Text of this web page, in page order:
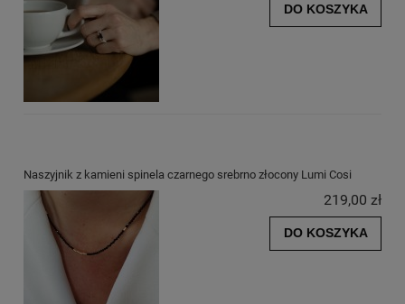
DO KOSZYKA
Naszyjnik z kamieni spinela czarnego srebrno złocony Lumi Cosi
219,00 zł
DO KOSZYKA